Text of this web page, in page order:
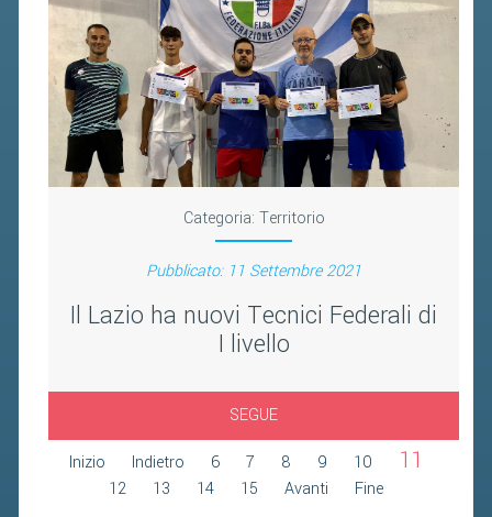
Categoria: Territorio
Pubblicato: 11 Settembre 2021
Il Lazio ha nuovi Tecnici Federali di
I livello
SEGUE
Inizio Indietro 6 7 8 9 10 11
12 13 14 15 Avanti Fine